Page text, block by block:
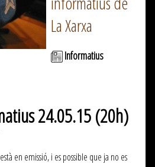
La Xarxa
Informatius
24.05.15 (20h)
en emissió, i es possible que ja no es